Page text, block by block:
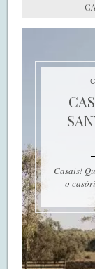
Casais!
o